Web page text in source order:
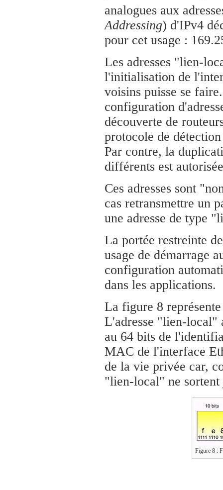
analogues aux
Addressing) d'IPv4
pour cet usage :
Les adresses "lien-
l'initialisation de
voisins puisse se
configuration
découverte de
protocole de
Par contre, la
différents est
Ces adresses sont
cas retransmettre un
une adresse de type
La portée restreinte
usage de démarrage
configuration
dans les applications.
La figure 8
L'adresse "lien-
au 64 bits de
MAC de l'interface
de la vie privée car,
"lien-local" ne sortent
Figure 8 :